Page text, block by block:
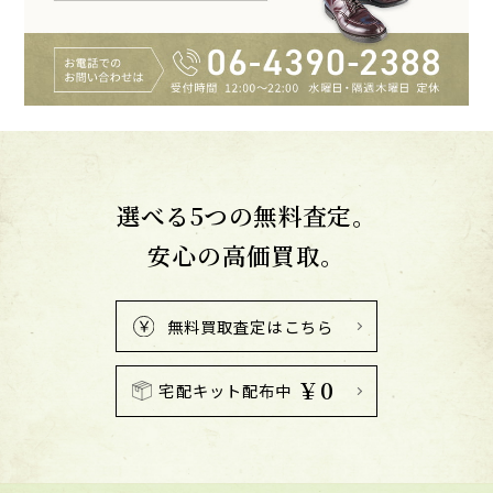
選べる5つの無料査定。
安心の高価買取。
無料買取査定はこちら
宅配キット配布中 ￥0